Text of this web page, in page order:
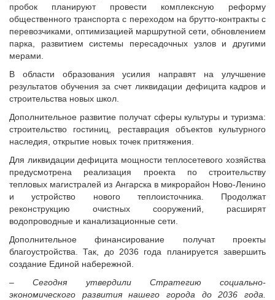
пробок планируют провести комплексную реформу
общественного транспорта с переходом на брутто-контракты с
перевозчиками, оптимизацией маршрутной сети, обновлением
парка, развитием системы пересадочных узлов и другими
мерами.
В области образования усилия направят на улучшение
результатов обучения за счет ликвидации дефицита кадров и
строительства новых школ.
Дополнительное развитие получат сферы культуры и туризма:
строительство гостиниц, реставрация объектов культурного
наследия, открытие новых точек притяжения.
Для ликвидации дефицита мощности теплосетевого хозяйства
предусмотрена реализация проекта по строительству
тепловых магистралей из Ангарска в микрорайон Ново-Ленино
и устройство нового теплоисточника. Продолжат
реконструкцию очистных сооружений, расширят
водопроводные и канализационные сети.
Дополнительное финансирование получат проекты
благоустройства. Так, до 2036 года планируется завершить
создание Единой набережной.
– Сегодня утвердили Стратегию социально-
экономического развития нашего города до 2036 года.